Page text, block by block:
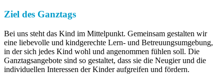
Ziel des Ganztags
Bei uns steht das Kind im Mittelpunkt. Gemeinsam gestalten wir
eine liebevolle und kindgerechte Lern- und Betreuungsumgebung,
in der sich jedes Kind wohl und angenommen fühlen soll. Die
Ganztagsangebote sind so gestaltet, dass sie die Neugier und die
individuellen Interessen der Kinder aufgreifen und fördern.